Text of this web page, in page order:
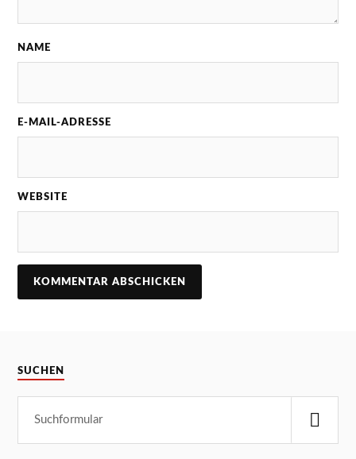
NAME
E-MAIL-ADRESSE
WEBSITE
SUCHEN